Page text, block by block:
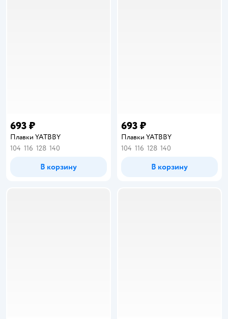
693 ₽
Плавки YATBBY
104 116 128 140
В корзину
693 ₽
Плавки YATBBY
104 116 128 140
В корзину